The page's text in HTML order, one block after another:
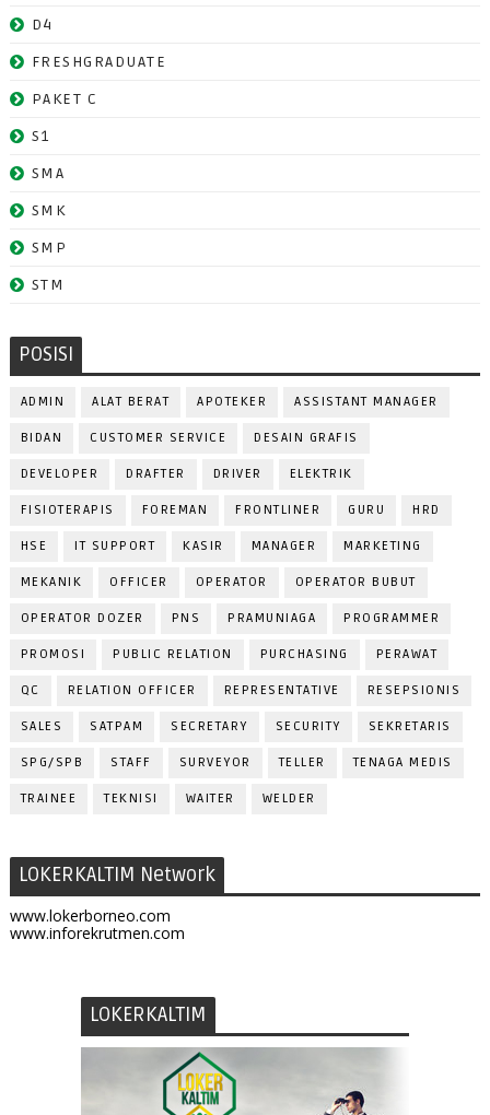
D4
FRESHGRADUATE
PAKET C
S1
SMA
SMK
SMP
STM
POSISI
ADMIN ALAT BERAT APOTEKER ASSISTANT MANAGER
BIDAN CUSTOMER SERVICE DESAIN GRAFIS
DEVELOPER DRAFTER DRIVER ELEKTRIK
FISIOTERAPIS FOREMAN FRONTLINER GURU HRD
HSE IT SUPPORT KASIR MANAGER MARKETING
MEKANIK OFFICER OPERATOR OPERATOR BUBUT
OPERATOR DOZER PNS PRAMUNIAGA PROGRAMMER
PROMOSI PUBLIC RELATION PURCHASING PERAWAT
QC RELATION OFFICER REPRESENTATIVE RESEPSIONIS
SALES SATPAM SECRETARY SECURITY SEKRETARIS
SPG/SPB STAFF SURVEYOR TELLER TENAGA MEDIS
TRAINEE TEKNISI WAITER WELDER
LOKERKALTIM Network
www.lokerborneo.com
www.inforekrutmen.com
LOKERKALTIM